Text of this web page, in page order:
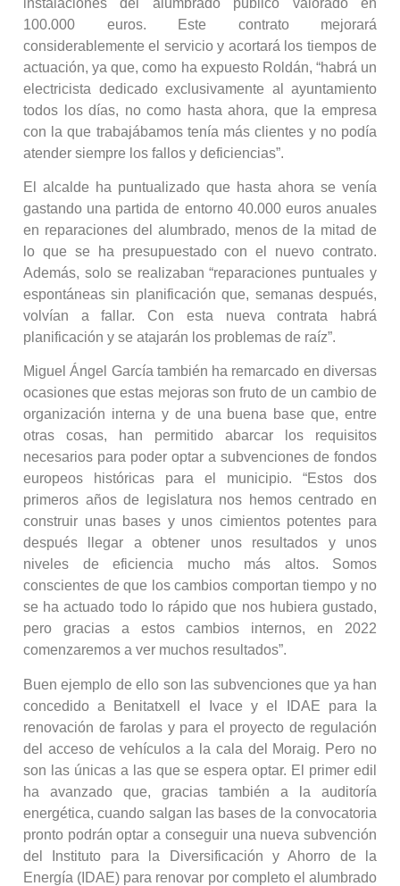
100.000 euros. Este contrato mejorará
considerablemente el servicio y acortará los tiempos de
actuación, ya que, como ha expuesto Roldán, “habrá un
electricista dedicado exclusivamente al ayuntamiento
todos los días, no como hasta ahora, que la empresa
con la que trabajábamos tenía más clientes y no podía
atender siempre los fallos y deficiencias”.
El alcalde ha puntualizado que hasta ahora se venía
gastando una partida de entorno 40.000 euros anuales
en reparaciones del alumbrado, menos de la mitad de
lo que se ha presupuestado con el nuevo contrato.
Además, solo se realizaban “reparaciones puntuales y
espontáneas sin planificación que, semanas después,
volvían a fallar. Con esta nueva contrata habrá
planificación y se atajarán los problemas de raíz”.
Miguel Ángel García también ha remarcado en diversas
ocasiones que estas mejoras son fruto de un cambio de
organización interna y de una buena base que, entre
otras cosas, han permitido abarcar los requisitos
necesarios para poder optar a subvenciones de fondos
europeos históricas para el municipio. “Estos dos
primeros años de legislatura nos hemos centrado en
construir unas bases y unos cimientos potentes para
después llegar a obtener unos resultados y unos
niveles de eficiencia mucho más altos. Somos
conscientes de que los cambios comportan tiempo y no
se ha actuado todo lo rápido que nos hubiera gustado,
pero gracias a estos cambios internos, en 2022
comenzaremos a ver muchos resultados”.
Buen ejemplo de ello son las subvenciones que ya han
concedido a Benitatxell el Ivace y el IDAE para la
renovación de farolas y para el proyecto de regulación
del acceso de vehículos a la cala del Moraig. Pero no
son las únicas a las que se espera optar. El primer edil
ha avanzado que, gracias también a la auditoría
energética, cuando salgan las bases de la convocatoria
pronto podrán optar a conseguir una nueva subvención
del Instituto para la Diversificación y Ahorro de la
Energía (IDAE) para renovar por completo el alumbrado